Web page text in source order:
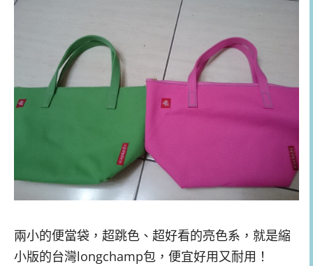
兩小的便當袋，超跳色、超好看的亮色系，就是縮
小版的台灣longchamp包，便宜好用又耐用！